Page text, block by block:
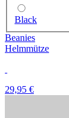
Black
Beanies
Helmmütze
29,95 €